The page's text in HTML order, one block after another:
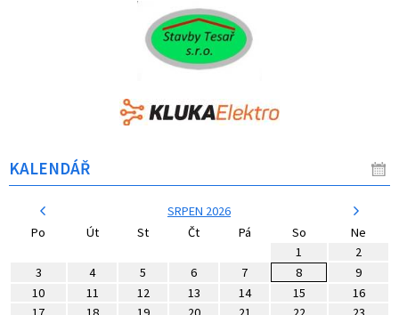
KALENDÁŘ
SRPEN 2026
Po
Út St Čt Pá So
Ne
1
2
3
4 5 6 7 8
9
10
11 12 13 14 15
16